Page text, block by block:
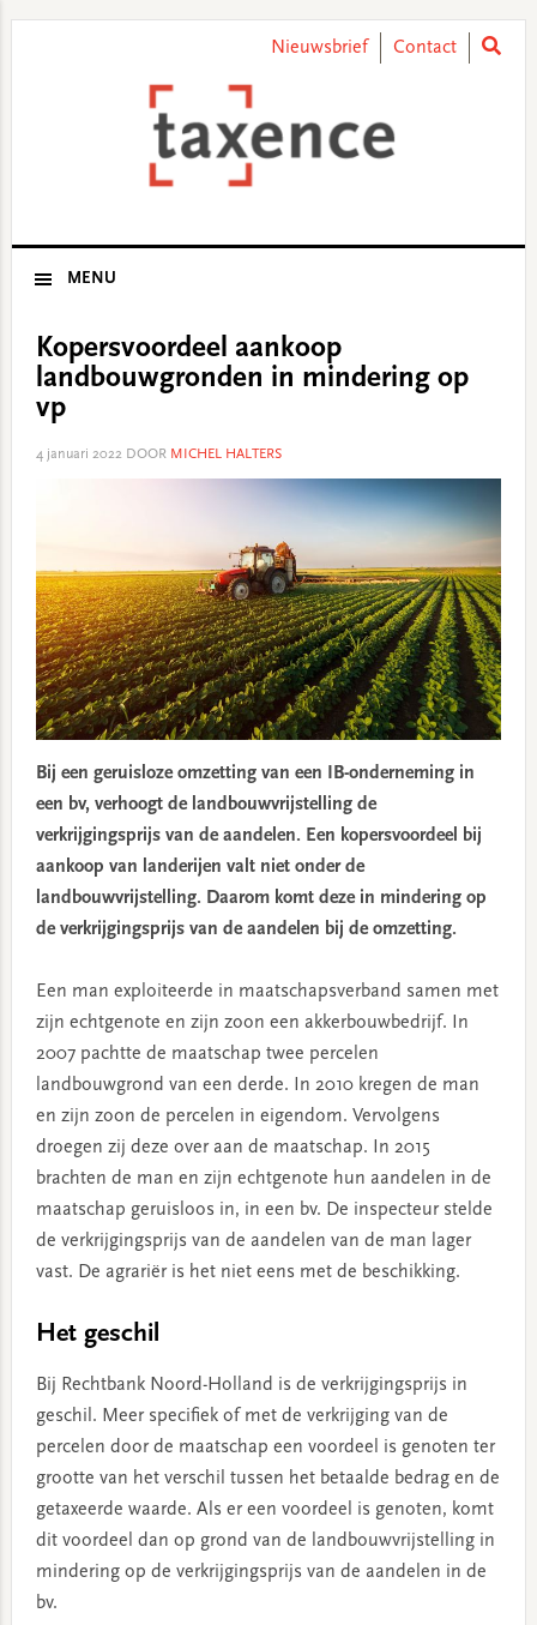
Nieuwsbrief Contact
MENU
Kopersvoordeel aankoop
landbouwgronden in mindering op
vp
4 januari 2022DOOR MICHEL HALTERS
Bij een geruisloze omzetting van een IB-onderneming in
een bv, verhoogt de landbouwvrijstelling de
verkrijgingsprijs van de aandelen. Een kopersvoordeel bij
aankoop van landerijen valt niet onder de
landbouwvrijstelling. Daarom komt deze in mindering op
de verkrijgingsprijs van de aandelen bij de omzetting.
Een man exploiteerde in maatschapsverband samen met
zijn echtgenote en zijn zoon een akkerbouwbedrijf. In
2007 pachtte de maatschap twee percelen
landbouwgrond van een derde. In 2010 kregen de man
en zijn zoon de percelen in eigendom. Vervolgens
droegen zij deze over aan de maatschap. In 2015
brachten de man en zijn echtgenote hun aandelen in de
maatschap geruisloos in, in een bv. De inspecteur stelde
de verkrijgingsprijs van de aandelen van de man lager
vast. De agrariër is het niet eens met de beschikking.
Het geschil
Bij Rechtbank Noord-Holland is de verkrijgingsprijs in
geschil. Meer specifiek of met de verkrijging van de
percelen door de maatschap een voordeel is genoten ter
grootte van het verschil tussen het betaalde bedrag en de
getaxeerde waarde. Als er een voordeel is genoten, komt
dit voordeel dan op grond van de landbouwvrijstelling in
mindering op de verkrijgingsprijs van de aandelen in de
bv.